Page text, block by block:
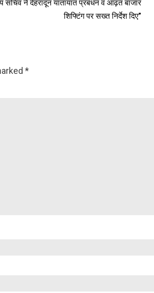
सचिव ने देहरादून यातायात प्रबंधन व आढ़त बाजार
शिफ्टिंग पर सख्त निर्देश दिए”
*